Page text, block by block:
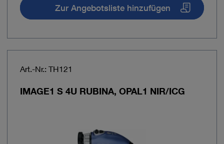
Zur Angebotsliste hinzufügen
Art.-Nr.: TH121
IMAGE1 S 4U RUBINA, OPAL1 NIR/ICG